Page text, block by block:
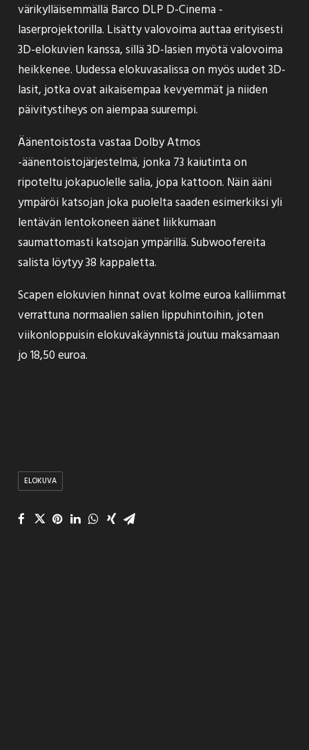
värikylläisemmällä Barco DLP D-Cinema -
laserprojektorilla. Lisätty valovoima auttaa erityisesti
3D-elokuvien kanssa, sillä 3D-lasien myötä valovoima
heikkenee. Uudessa elokuvasalissa on myös uudet 3D-
lasit, jotka ovat aikaisempaa kevyemmät ja niiden
päivitystiheys on aiempaa suurempi.
Äänentoistosta vastaa Dolby Atmos
-äänentoistojärjestelmä, jonka 73 kaiutinta on
ripoteltu jokapuolelle salia, jopa kattoon. Näin ääni
ympäröi katsojan joka puolelta saaden esimerkiksi yli
lentävän lentokoneen äänet liikkumaan
saumattomasti katsojan ympärillä. Subwoofereita
salista löytyy38 kappaletta.
Scapen elokuvien hinnat ovat kolme euroa kalliimmat
verrattuna normaalien salien lippuhintoihin, joten
viikonloppuisin elokuvakäynnistä joutuu maksamaan
jo18,50 euroa.
ELOKUVA